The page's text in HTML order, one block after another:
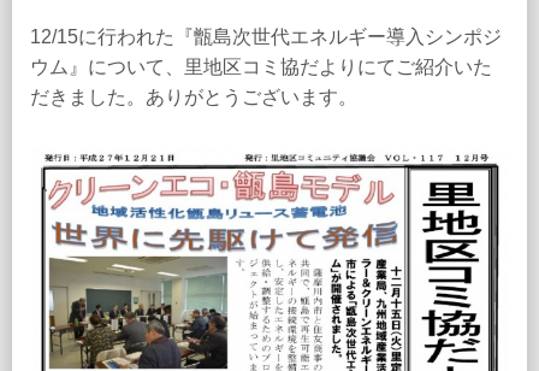
12/15に行われた『甑島次世代エネルギー導入シンポジ
ウム』について、里地区コミ協だよりにてご紹介いた
だきました。ありがとうございます。